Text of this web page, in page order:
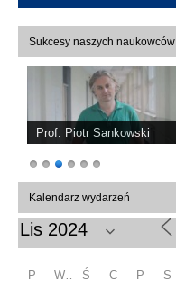
Sukcesy naszych naukowców
Prof. Piotr Sankowski
Kalendarz wydarzeń
P Ś C P S